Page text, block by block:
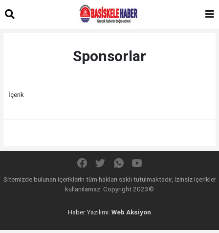
Sponsorlar
İçerik
Sitemizde bulunan içeriklerin tüm hakları saklı tutulmaktadır, izinsiz içerikler
kullanılamaz. Copyright 2023©
Haber Yazılımı: Web Aksiyon